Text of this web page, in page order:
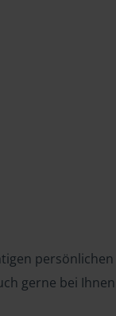
persönlichen
gerne bei Ihnen